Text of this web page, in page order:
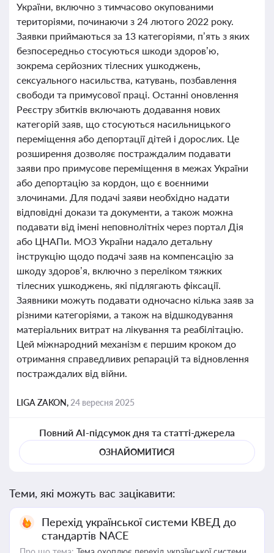
України, включно з тимчасово окупованими
територіями, починаючи з 24 лютого 2022 року.
Заявки приймаються за 13 категоріями, п’ять з яких
безпосередньо стосуються шкоди здоров’ю,
зокрема серйозних тілесних ушкоджень,
сексуального насильства, катувань, позбавлення
свободи та примусової праці. Останні оновлення
Реєстру збитків включають додавання нових
категорій заяв, що стосуються насильницького
переміщення або депортації дітей і дорослих. Це
розширення дозволяє постраждалим подавати
заяви про примусове переміщення в межах України
або депортацію за кордон, що є воєнними
злочинами. Для подачі заяви необхідно надати
відповідні докази та документи, а також можна
подавати від імені неповнолітніх через портал Дія
або ЦНАПи. МОЗ України надало детальну
інструкцію щодо подачі заяв на компенсацію за
шкоду здоров’я, включно з переліком тяжких
тілесних ушкоджень, які підлягають фіксації.
Заявники можуть подавати одночасно кілька заяв за
різними категоріями, а також на відшкодування
матеріальних витрат на лікування та реабілітацію.
Цей міжнародний механізм є першим кроком до
отримання справедливих репарацій та відновлення
постраждалих від війни.
LIGA ZAKON, 24 вересня 2025
Повний AI-підсумок дня та статті-джерела
ОЗНАЙОМИТИСЯ
Теми, які можуть вас зацікавити:
Перехід української системи КВЕД до
стандартів NACE